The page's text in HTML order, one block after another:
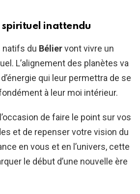
spirituel inattendu
natifs du Béliervont vivre un
L’alignement des planètes va
qui leur permettra de se
à leur moi intérieur.
de faire le point sur vos
et de repenser votre vision du
en vous et en l’univers, cette
le début d’une nouvelle ère